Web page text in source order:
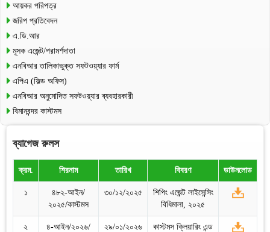
আয়কর পরিপত্র
জরিপ প্রতিবেদন
এ.ডি.আর
মূসক এজেন্ট/পরামর্শদাতা
এনবিআর তালিকাভুক্ত সফটওয়্যার ফার্ম
এপিএ (ফিল্ড অফিস)
এনবিআর অনুমোদিত সফটওয়্যার ব্যবহারকারী
বিমানবন্দর কাস্টমস
ব্যাগেজ রুলস
ক্রম. শিরনাম তারিখ বিবরণ ডাউনলোড
১
৪৮২-আইন/
২০২৫/কাস্টমস
৩০/১২/২০২৫
শিপিং এজেন্ট লাইসেন্সিং
বিধিমালা, ২০২৫
২
৪-আইন/২০২৬/
২৯/০১/২০২৬
কাস্টমস ক্লিয়ারিং এন্ড